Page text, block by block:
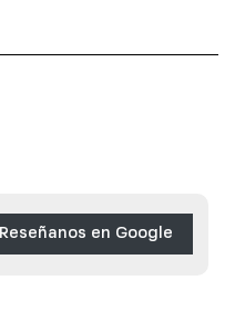
Reseñanos en Google